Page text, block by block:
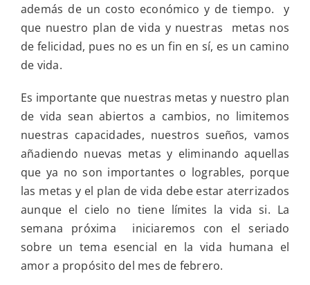
además de un costo económico y de tiempo. y
que nuestro plan de vida y nuestras metas nos
de felicidad, pues no es un fin en sí, es un camino
de vida.
Es importante que nuestras metas y nuestro plan
de vida sean abiertos a cambios, no limitemos
nuestras capacidades, nuestros sueños, vamos
añadiendo nuevas metas y eliminando aquellas
que ya no son importantes o logrables, porque
las metas y el plan de vida debe estar aterrizados
aunque el cielo no tiene límites la vida si. La
semana próxima iniciaremos con el seriado
sobre un tema esencial en la vida humana el
amor a propósito del mes de febrero.